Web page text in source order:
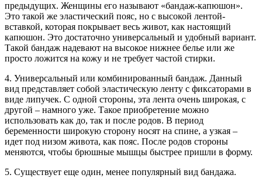
предыдущих. Женщины его называют «бандаж-капюшон».
Это такой же эластический пояс, но с высокой лентой-
вставкой, которая покрывает весь живот, как настоящий
капюшон. Это достаточно универсальный и удобный вариант.
Такой бандаж надевают на высокое нижнее белье или же
просто ложится на кожу и не требует частой стирки.
4. Универсальный или комбинированный бандаж. Данный
вид представляет собой эластическую ленту с фиксаторами в
виде липучек. С одной стороны, эта лента очень широкая, с
другой – намного уже. Такое приобретение можно
использовать как до, так и после родов. В период
беременности широкую сторону носят на спине, а узкая –
идет под низом живота, как пояс. После родов стороны
меняются, чтобы брюшные мышцы быстрее пришли в форму.
5. Существует еще один, менее популярный вид бандажа.